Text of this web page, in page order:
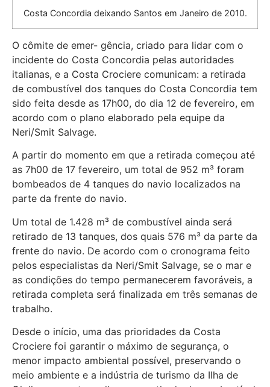
Costa Concordia deixando Santos em Janeiro de 2010.
O cômite de emer- gência, criado para lidar com o
incidente do Costa Concordia pelas autoridades
italianas, e a Costa Crociere comunicam: a retirada
de combustível dos tanques do Costa Concordia tem
sido feita desde as 17h00, do dia 12 de fevereiro, em
acordo com o plano elaborado pela equipe da
Neri/Smit Salvage.
A partir do momento em que a retirada começou até
as 7h00 de 17 fevereiro, um total de 952 m³ foram
bombeados de 4 tanques do navio localizados na
parte da frente do navio.
Um total de 1.428 m³ de combustível ainda será
retirado de 13 tanques, dos quais 576 m³ da parte da
frente do navio. De acordo com o cronograma feito
pelos especialistas da Neri/Smit Salvage, se o mar e
as condições do tempo permanecerem favoráveis, a
retirada completa será finalizada em três semanas de
trabalho.
Desde o início, uma das prioridades da Costa
Crociere foi garantir o máximo de segurança, o
menor impacto ambiental possível, preservando o
meio ambiente e a indústria de turismo da Ilha de